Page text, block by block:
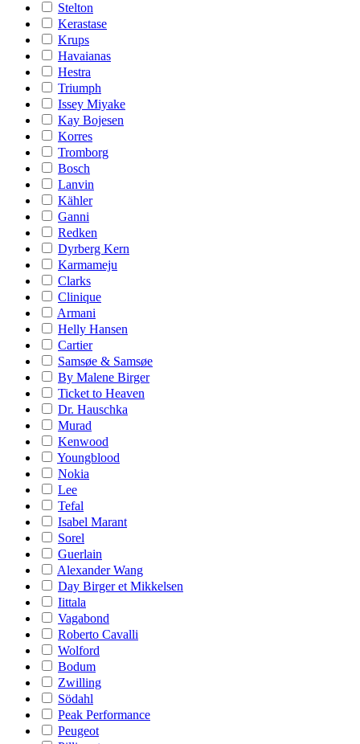
Stelton
Kerastase
Krups
Havaianas
Hestra
Triumph
Issey Miyake
Kay Bojesen
Korres
Tromborg
Bosch
Lanvin
Kähler
Ganni
Redken
Dyrberg Kern
Karmameju
Clarks
Clinique
Armani
Helly Hansen
Cartier
Samsøe & Samsøe
By Malene Birger
Ticket to Heaven
Dr. Hauschka
Murad
Kenwood
Youngblood
Nokia
Lee
Tefal
Isabel Marant
Sorel
Guerlain
Alexander Wang
Day Birger et Mikkelsen
Iittala
Vagabond
Roberto Cavalli
Wolford
Bodum
Zwilling
Södahl
Peak Performance
Peugeot